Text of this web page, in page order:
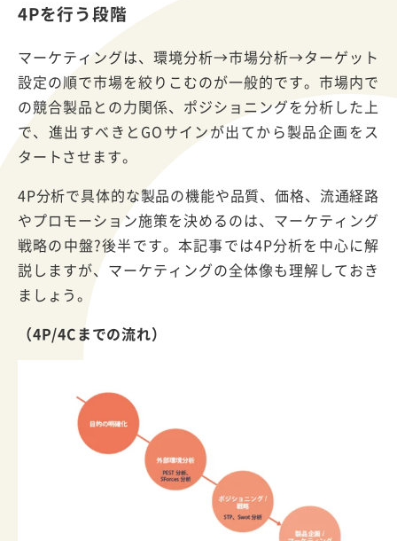
4Pを行う段階
マーケティングは、環境分析→市場分析→ターゲット
設定の順で市場を絞りこむのが一般的です。市場内で
の競合製品との力関係、ポジショニングを分析した上
で、進出すべきとGOサインが出てから製品企画をス
タートさせます。
4P分析で具体的な製品の機能や品質、価格、流通経路
やプロモーション施策を決めるのは、マーケティング
戦略の中盤?後半です。本記事では4P分析を中心に解
説しますが、マーケティングの全体像も理解しておき
ましょう。
（4P/4Cまでの流れ）